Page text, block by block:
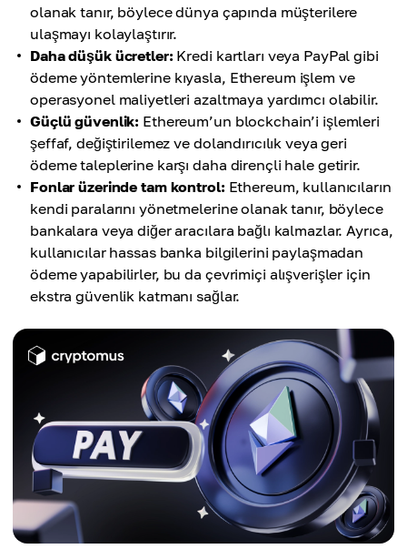
olanak tanır, böylece dünya çapında müşterilere
ulaşmayı kolaylaştırır.
Daha düşük ücretler: Kredi kartları veya PayPal gibi
ödeme yöntemlerine kıyasla, Ethereum işlem ve
operasyonel maliyetleri azaltmaya yardımcı olabilir.
Güçlü güvenlik: Ethereum’un blockchain’i işlemleri
şeffaf, değiştirilemez ve dolandırıcılık veya geri
ödeme taleplerine karşı daha dirençli hale getirir.
Fonlar üzerinde tam kontrol: Ethereum, kullanıcıların
kendi paralarını yönetmelerine olanak tanır, böylece
bankalara veya diğer aracılara bağlı kalmazlar. Ayrıca,
kullanıcılar hassas banka bilgilerini paylaşmadan
ödeme yapabilirler, bu da çevrimiçi alışverişler için
ekstra güvenlik katmanı sağlar.